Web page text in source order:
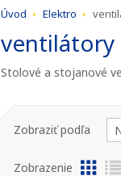
Úvod Elektro
ventilátory
Stolové a stojanové
Zobrazenie
Zobraziť podľa